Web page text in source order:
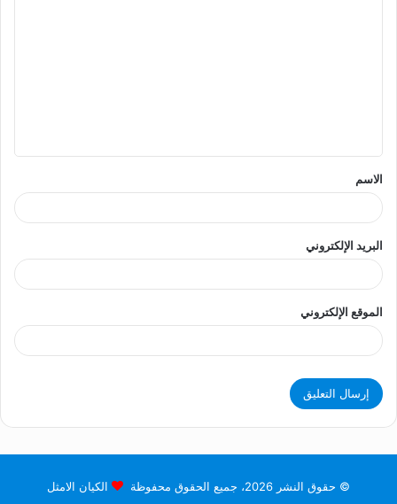
ق
*
الاسم
البريد الإلكتروني
الموقع الإلكتروني
© حقوق النشر 2026، جميع الحقوق محفوظة الكيان الامثل